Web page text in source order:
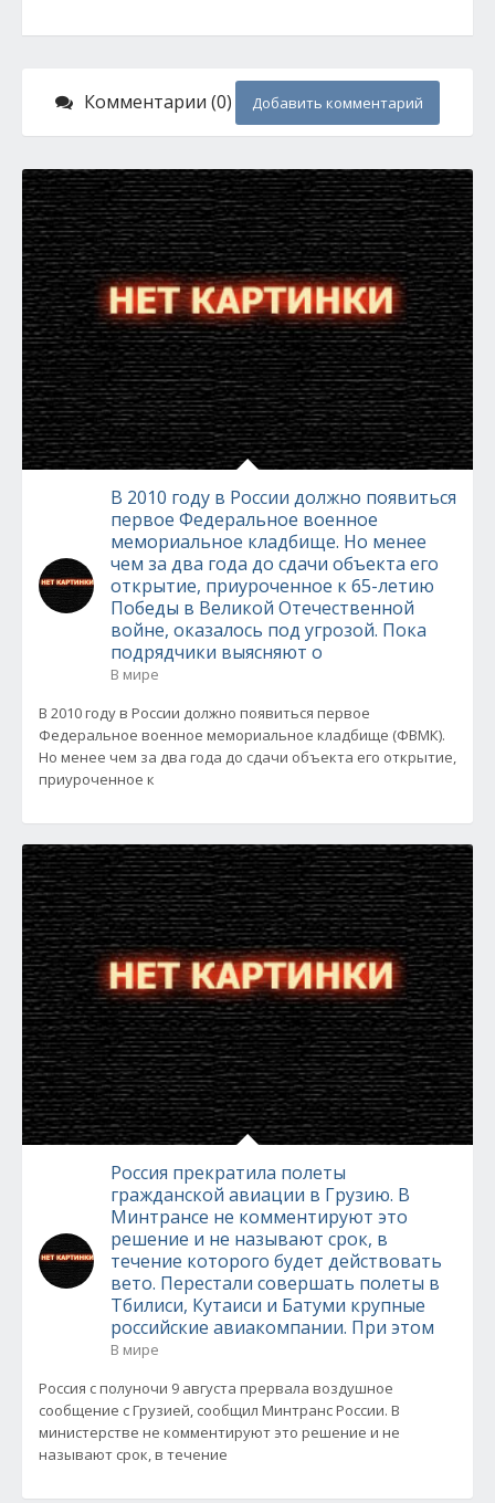
Комментарии (0) Добавить комментарий
В 2010 году в России должно появиться
первое Федеральное военное
мемориальное кладбище. Но менее
чем за два года до сдачи объекта его
открытие, приуроченное к 65-летию
Победы в Великой Отечественной
войне, оказалось под угрозой. Пока
подрядчики выясняют о
В мире
В 2010 году в России должно появиться первое
Федеральное военное мемориальное кладбище (ФВМК).
Но менее чем за два года до сдачи объекта его открытие,
приуроченное к
Россия прекратила полеты
гражданской авиации в Грузию. В
Минтрансе не комментируют это
решение и не называют срок, в
течение которого будет действовать
вето. Перестали совершать полеты в
Тбилиси, Кутаиси и Батуми крупные
российские авиакомпании. При этом
В мире
Россия с полуночи 9 августа прервала воздушное
сообщение с Грузией, сообщил Минтранс России. В
министерстве не комментируют это решение и не
называют срок, в течение